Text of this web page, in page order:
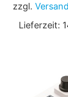
zzgl.
Lieferzeit: